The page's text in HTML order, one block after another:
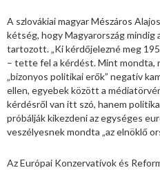
A szlovákiai magyar Mészáros
kétség, hogy Magyarország mindig
tartozott. „Ki kérdőjelezné meg
– tette fel a kérdést. Mint mondta,
„bizonyos politikai erők” negatív
ellen, egyebek között a
kérdésről van itt szó, hanem
próbálják kikezdeni az egységes
veszélyesnek mondta „az elnöklő
Az Európai Konzervatívok és